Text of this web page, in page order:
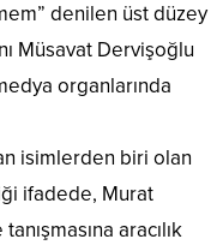
denilen üst düzey
Müsavat Dervişoğlu
organlarında
isimlerden biri olan
ifadede, Murat
aracılık